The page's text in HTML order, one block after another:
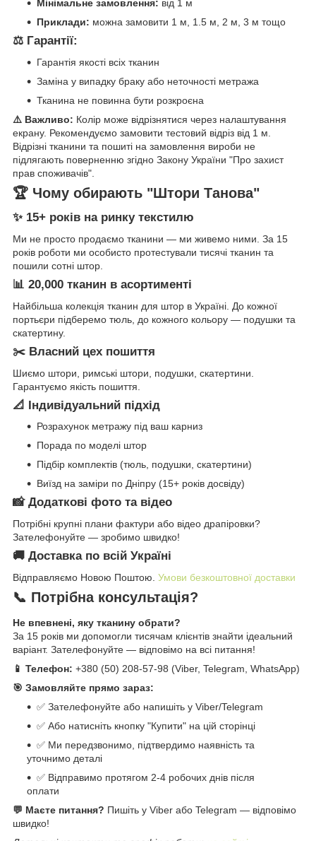
Мінімальне замовлення: від 1 м
Приклади: можна замовити 1 м, 1.5 м, 2 м, 3 м тощо
⚖️ Гарантії:
Гарантія якості всіх тканин
Заміна у випадку браку або неточності метража
Тканина не повинна бути розкроєна
⚠️ Важливо: Колір може відрізнятися через налаштування
екрану. Рекомендуємо замовити тестовий відріз від 1 м.
Відрізні тканини та пошиті на замовлення вироби не
підлягають поверненню згідно Закону України "Про захист
прав споживачів".
🏆 Чому обирають "Штори Танова"
✨ 15+ років на ринку текстилю
Ми не просто продаємо тканини — ми живемо ними. За 15
років роботи ми особисто протестували тисячі тканин та
пошили сотні штор.
📊 20,000 тканин в асортименті
Найбільша колекція тканин для штор в Україні. До кожної
портьєри підберемо тюль, до кожного кольору — подушки та
скатертину.
✂️ Власний цех пошиття
Шиємо штори, римські штори, подушки, скатертини.
Гарантуємо якість пошиття.
📐 Індивідуальний підхід
Розрахунок метражу під ваш карниз
Порада по моделі штор
Підбір комплектів (тюль, подушки, скатертини)
Виїзд на заміри по Дніпру (15+ років досвіду)
📸 Додаткові фото та відео
Потрібні крупні плани фактури або відео драпіровки?
Зателефонуйте — зробимо швидко!
🚚 Доставка по всій Україні
Відправляємо Новою Поштою. Умови безкоштовної доставки
📞 Потрібна консультація?
Не впевнені, яку тканину обрати?
За 15 років ми допомогли тисячам клієнтів знайти ідеальний
варіант. Зателефонуйте — відповімо на всі питання!
📱 Телефон: +380 (50) 208-57-98 (Viber, Telegram, WhatsApp)
🎯 Замовляйте прямо зараз:
✅ Зателефонуйте або напишіть у Viber/Telegram
✅ Або натисніть кнопку "Купити" на цій сторінці
✅ Ми передзвонимо, підтвердимо наявність та
уточнимо деталі
✅ Відправимо протягом 2-4 робочих днів після
оплати
💬 Маєте питання? Пишіть у Viber або Telegram — відповімо
швидко!